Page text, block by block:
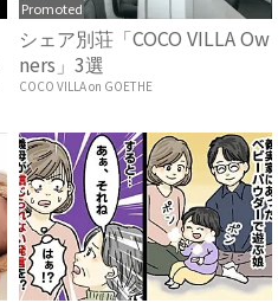
Promoted
シェア別荘「COCO VILLA Ow
ners」3選
COCO VILLA on GOETHE